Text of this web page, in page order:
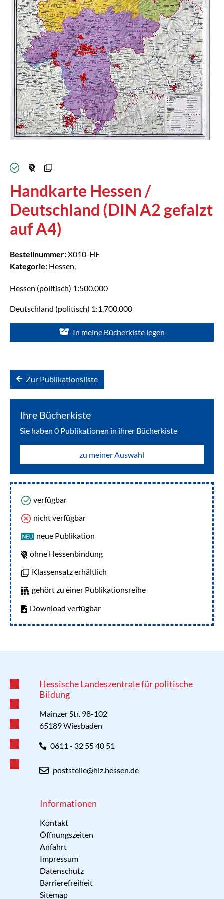
verfügbar
Handkarte Hessen /
Deutschland (DIN A2 gefalzt
auf A4)
Bestellnummer:X010-HE
Kategorie: Hessen,
Hessen (politisch) 1:500.000
Deutschland (politisch) 1:1.700.000
In meine Bücherkiste legen
Zur Publikationsliste
Ihre Bücherkiste
Sie haben 0 Publikationen in ihrer Bücherkiste
zu meiner Auswahl
verfügbar
nicht verfügbar
neue Publikation
ohne Hessenbindung
Klassensatz erhältlich
gehört zu einer Publikationsreihe
Download verfügbar
Hessische Landeszentrale für politische
Bildung
Mainzer Str. 98-102
65189 Wiesbaden
0611 - 32 55 40 51
poststelle@hlz.hessen.de
Informationen
Kontakt
Öffnungszeiten
Anfahrt
Impressum
Datenschutz
Barrierefreiheit
Sitemap